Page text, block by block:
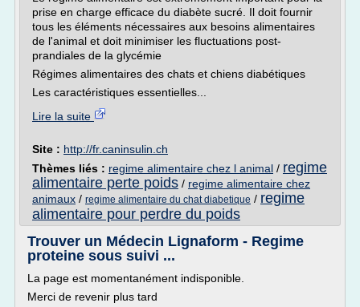
prise en charge efficace du diabète sucré. Il doit fournir
tous les éléments nécessaires aux besoins alimentaires
de l'animal et doit minimiser les fluctuations post-
prandiales de la glycémie
Régimes alimentaires des chats et chiens diabétiques
Les caractéristiques essentielles...
Lire la suite
Site : http://fr.caninsulin.ch
Thèmes liés : regime alimentaire chez l animal / regime
alimentaire perte poids / regime alimentaire chez
animaux / regime alimentaire du chat diabetique / regime
alimentaire pour perdre du poids
Trouver un Médecin Lignaform - Regime
proteine sous suivi ...
La page est momentanément indisponible.
Merci de revenir plus tard